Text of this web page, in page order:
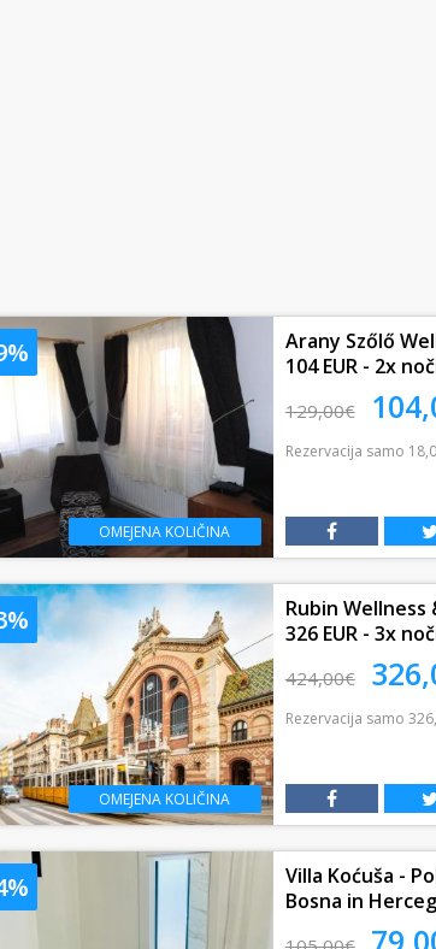
OMEJENA KOLIČINA
Arany Szőlő
104 EUR - 2x
129,00€
Rezervacija samo
OMEJENA KOLIČINA
Rubin
326 EUR - 3x
424,00€
Rezervacija samo
Villa Koćuša -
Bosna in